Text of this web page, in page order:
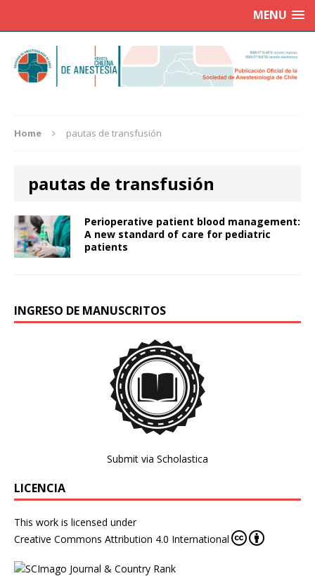
MENU
Home pautas de transfusión
pautas de transfusión
Perioperative patient blood management:
A new standard of care for pediatric
patients
INGRESO DE MANUSCRITOS
Submit via Scholastica
LICENCIA
This work is licensed under
Creative Commons Attribution 4.0 International